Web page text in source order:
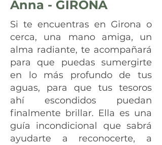
Anna - GIRONA
Si te encuentras en Girona o
cerca, una mano amiga, un
alma radiante, te acompañará
para que puedas sumergirte
en lo más profundo de tus
aguas, para que tus tesoros
ahí escondidos puedan
finalmente brillar. Ella es una
guía incondicional que sabrá
ayudarte a reconocerte, a